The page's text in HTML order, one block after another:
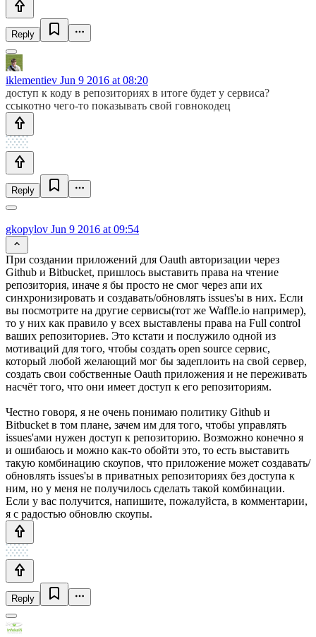
Reply
iklementiev Jun 9 2016 at 08:20
доступ к коду в репозиториях в итоге будет у сервиса?
ссыкотно чего-то показывать свой говнокодец
Reply
gkopylov Jun 9 2016 at 09:54
При создании приложений для Oauth авторизации через
Github и Bitbucket, пришлось выставить права на чтение
репозитория, иначе я бы просто не смог через апи их
синхронизировать и создавать/обновлять issues'ы в них. Если
вы посмотрите на другие сервисы(тот же Waffle.io например),
то у них как правило у всех выставлены права на Full control
ваших репозиториев. Это кстати и послужило одной из
мотиваций для того, чтобы создать open source сервис,
который любой желающий мог бы задеплоить на свой сервер,
создать свои собственные Oauth приложения и не переживать
насчёт того, что они имеет доступ к его репозиториям.
Честно говоря, я не очень понимаю политику Github и
Bitbucket в том плане, зачем им для того, чтобы управлять
issues'ами нужен доступ к репозиторию. Возможно конечно я
и ошибаюсь и можно как-то обойти это, то есть выставить
такую комбинацию скоупов, что приложение может создавать/
обновлять issues'ы в приватных репозиториях без доступа к
ним, но у меня не получилось сделать такой комбинации.
Если у вас получится, напишите, пожалуйста, в комментарии,
я с радостью обновлю скоупы.
Reply